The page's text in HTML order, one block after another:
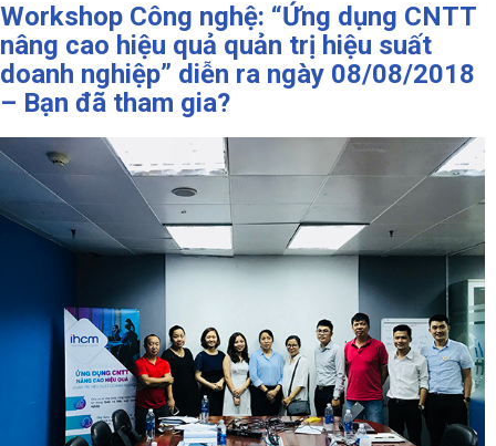
Workshop Công nghệ: “Ứng dụng CNTT
nâng cao hiệu quả quản trị hiệu suất
doanh nghiệp” diễn ra ngày 08/08/2018
– Bạn đã tham gia?